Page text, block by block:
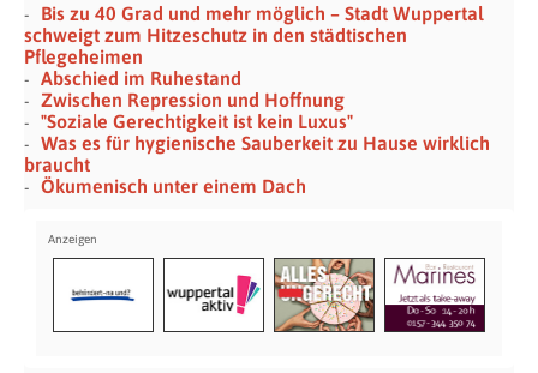
Bis zu 40 Grad und mehr möglich – Stadt Wuppertal
schweigt zum Hitzeschutz in den städtischen
Pflegeheimen
Abschied im Ruhestand
Zwischen Repression und Hoffnung
"Soziale Gerechtigkeit ist kein Luxus"
Was es für hygienische Sauberkeit zu Hause wirklich
braucht
Ökumenisch unter einem Dach